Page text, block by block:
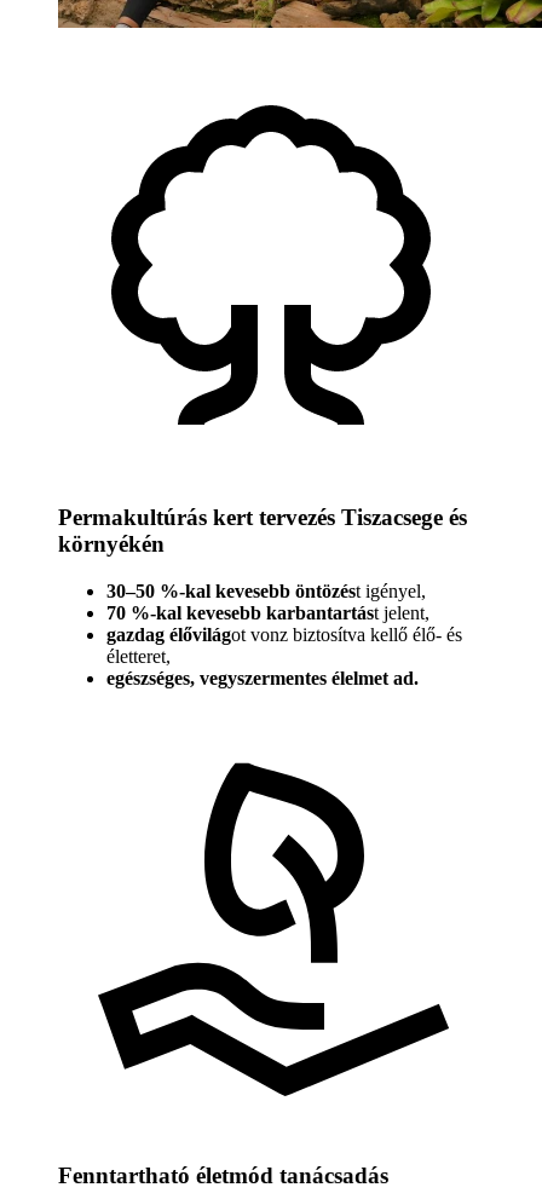
Permakultúrás kert tervezés Tiszacsege és
környékén
30–50 %-kal kevesebb öntözést igényel,
70 %-kal kevesebb karbantartást jelent,
gazdag élővilágot vonz biztosítva kellő élő- és
életteret,
egészséges, vegyszermentes élelmet ad.
Fenntartható életmód tanácsadás